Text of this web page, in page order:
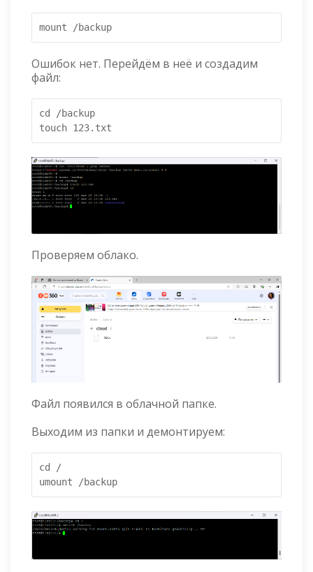
mount /backup
Ошибок нет. Перейдём в неё и создадим
файл:
cd /backup
touch 123.txt
Проверяем облако.
Файл появился в облачной папке.
Выходим из папки и демонтируем:
cd /
umount /backup